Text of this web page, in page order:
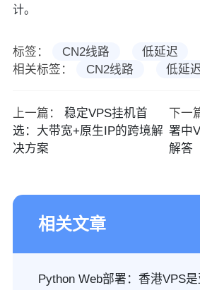
计。
标签： CN2线路 低延迟
相关标签：
CN2线路 低延
上一篇：
稳定VPS挂机首
选：大带宽+原生IP的跨境解
决方案
下一
署中
解答
相关文章
Python Web部署：香港VPS